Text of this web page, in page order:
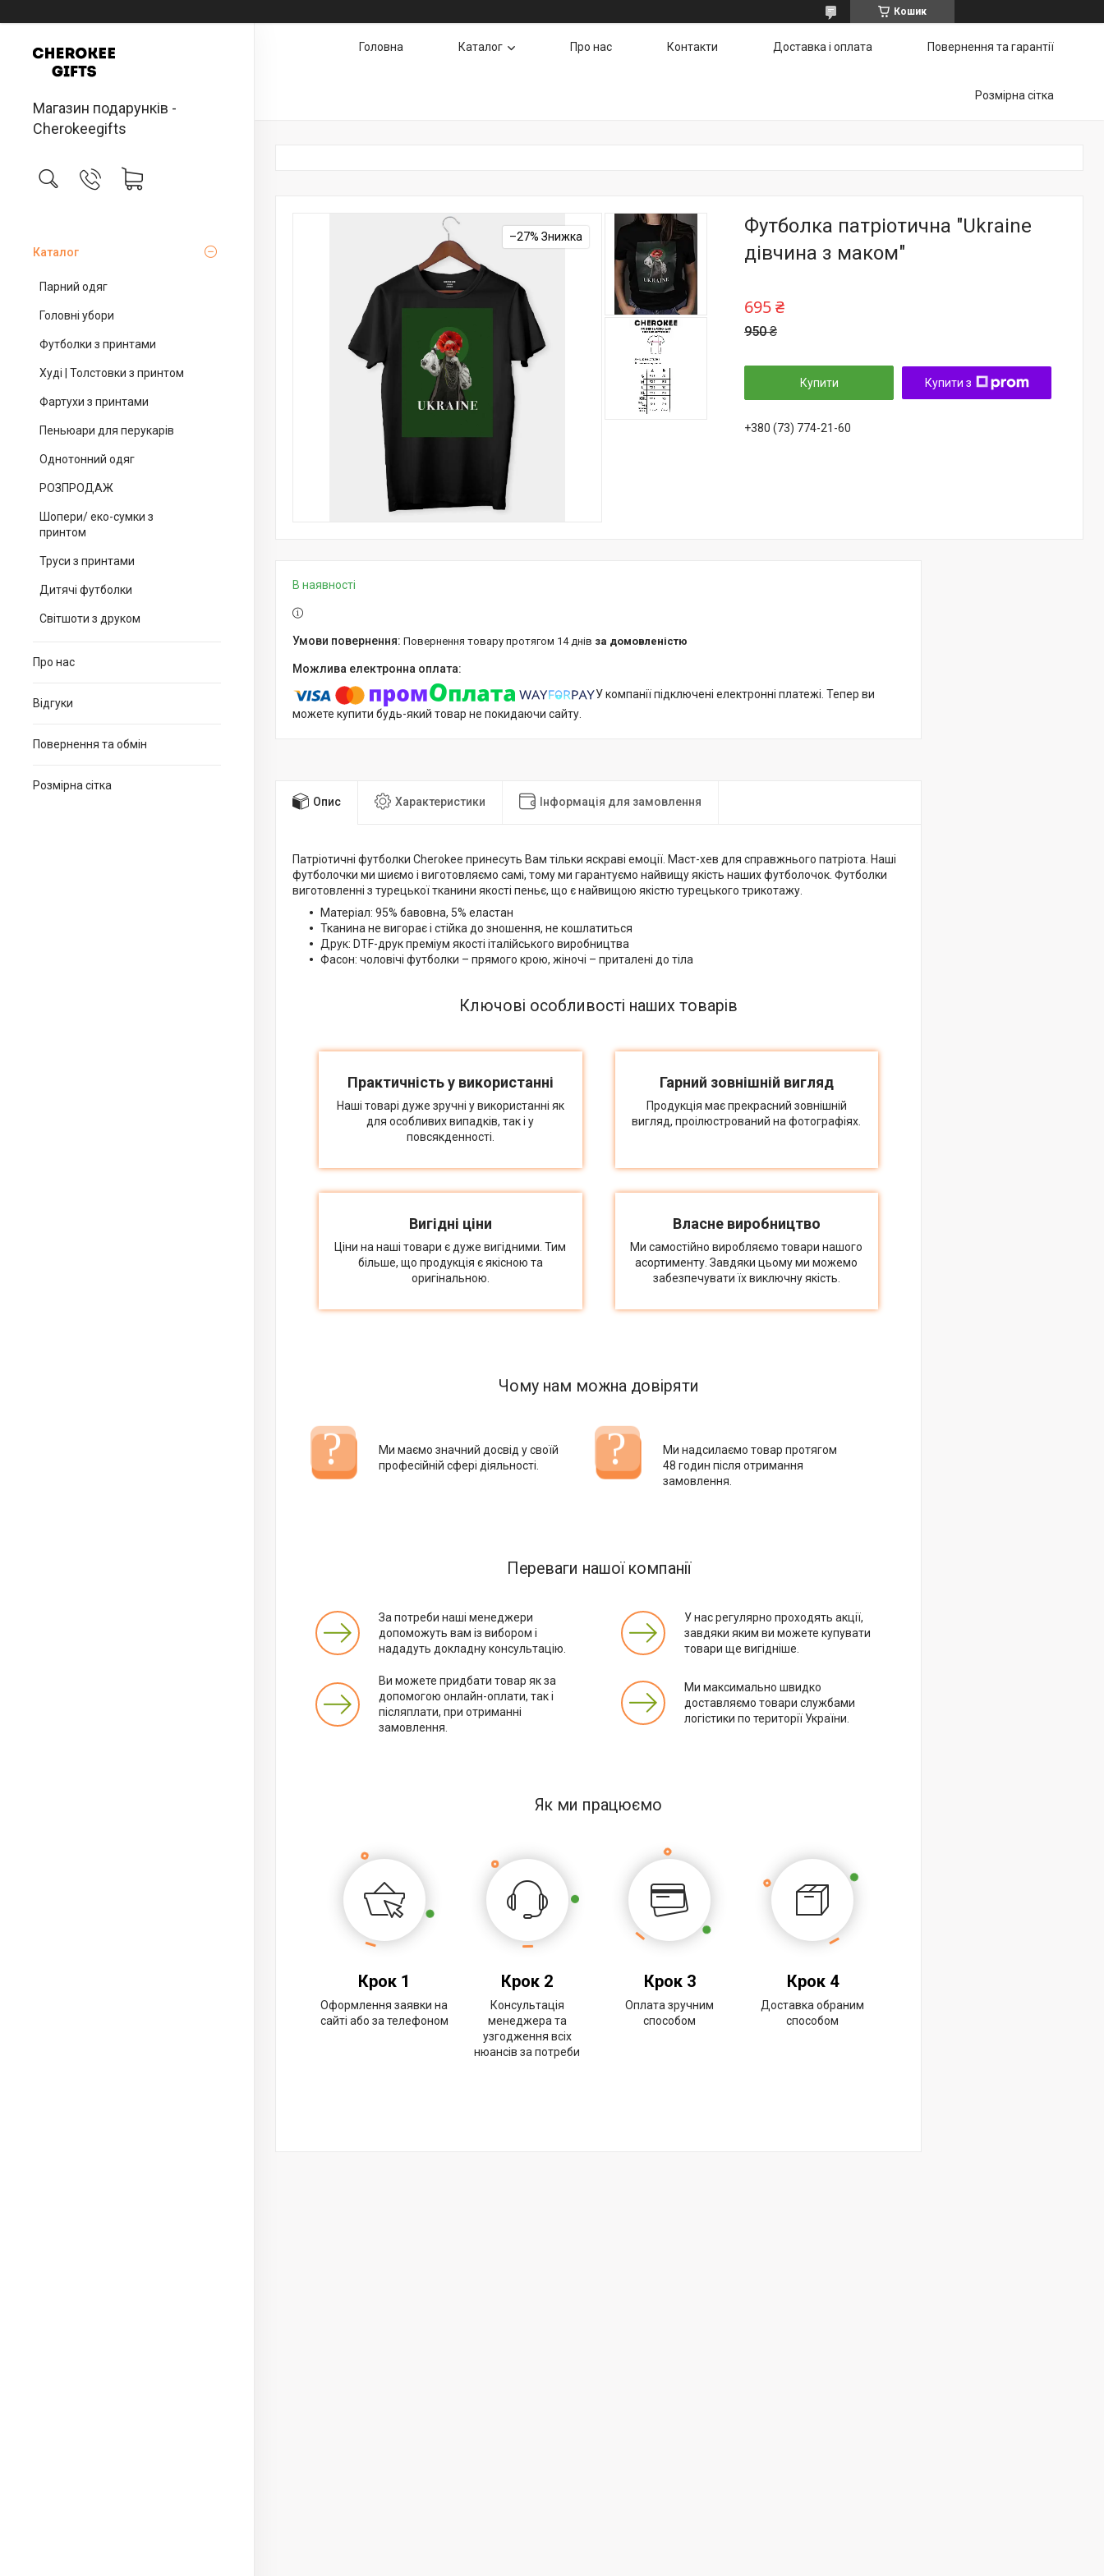
Кошик
Магазин подарунків -
Cherokeegifts
Каталог
Парний одяг
Головні убори
Футболки з принтами
Худі | Толстовки з принтом
Фартухи з принтами
Пеньюари для перукарів
Однотонний одяг
РОЗПРОДАЖ
Шопери/ еко-сумки з
принтом
Труси з принтами
Дитячі футболки
Світшоти з друком
Про нас
Відгуки
Повернення та обмін
Розмірна сітка
Головна Каталог Про нас Контакти Доставка і оплата Повернення та гарантії
Розмірна сітка
–27%
Футболка патріотична "Ukraine
дівчина з маком"
950 ₴
695 ₴
Купити Купити з
+380 (73) 774-21-60
В наявності
повернення товару протягом 14 днів за домовленістю
У компанії підключені електронні платежі. Тепер ви
можете купити будь-який товар не покидаючи сайту.
Опис Характеристики Інформація для замовлення
Патріотичні футболки Cherokee принесуть Вам тільки яскраві емоції. Маст-хев для справжнього патріота. Наші
футболочки ми шиємо і виготовляємо самі, тому ми гарантуємо найвищу якість наших футболочок. Футболки
виготовленні з турецької тканини якості пеньє, що є найвищою якістю турецького трикотажу.
Матеріал: 95% бавовна, 5% еластан
Тканина не вигорає і стійка до зношення, не кошлатиться
Друк: DTF-друк преміум якості італійського виробництва
Фасон: чоловічі футболки – прямого крою, жіночі – приталені до тіла
Ключові особливості наших товарів
Практичність у використанні
Наші товарі дуже зручні у використанні як
для особливих випадків, так і у
повсякденності.
Гарний зовнішній вигляд
Продукція має прекрасний зовнішній
вигляд, проілюстрований на фотографіях.
Вигідні ціни
Ціни на наші товари є дуже вигідними. Тим
більше, що продукція є якісною та
оригінальною.
Власне виробництво
Ми самостійно виробляємо товари нашого
асортименту. Завдяки цьому ми можемо
забезпечувати їх виключну якість.
Чому нам можна довіряти
Ми маємо значний досвід у своїй
професійній сфері діяльності.
Ми надсилаємо товар протягом
48 годин після отримання
замовлення.
Переваги нашої компанії
За потреби наші менеджери
допоможуть вам із вибором і
нададуть докладну консультацію.
Ви можете придбати товар як за
допомогою онлайн-оплати, так і
післяплати, при отриманні
замовлення.
У нас регулярно проходять акції,
завдяки яким ви можете купувати
товари ще вигідніше.
Ми максимально швидко
доставляємо товари службами
логістики по території України.
Як ми працюємо
Крок 1
Оформлення заявки на
сайті або за телефоном
Крок 2
Консультація
менеджера та
узгодження всіх
нюансів за потреби
Крок 3
Оплата зручним
способом
Крок 4
Доставка обраним
способом